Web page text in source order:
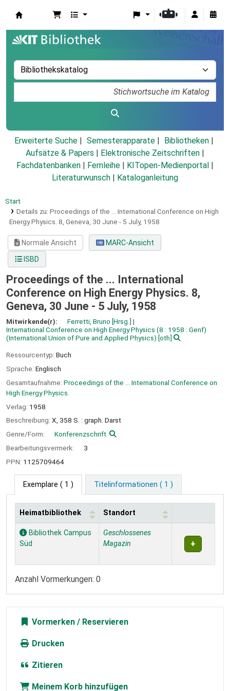
Erweiterte Suche Semesterapparate
Bibliotheken
Aufsätze & Papers
Elektronische Zeitschriften
Fachdatenbanken
Fernleihe KITopen-Medienportal
Literaturwunsch
Kataloganleitung
Start
Details zu: Proceedings of the ... International Conference on High
Energy Physics. 8, Geneva, 30 June - 5 July, 1958
Normale Ansicht
MARC-Ansicht
ISBD
Proceedings of the ... International
Conference on High Energy Physics. 8,
Geneva, 30 June - 5 July, 1958
Mitwirkende(r): Ferretti, Bruno [Hrsg.]
International Conference on High Energy Physics (8 : 1958 : Genf)
(International Union of Pure and Applied Physics) [oth]
Ressourcentyp: Buch
Sprache: Englisch
Gesamtaufnahme: Proceedings of the ... International Conference on
High Energy Physics.
Verlag: 1958
Beschreibung: X, 358 S. : graph. Darst
Genre/Form:
Konferenzschrift
Bearbeitungsvermerk:
3
PPN: 1125709464
Exemplare ( 1 ) Titelinformationen ( 1 )
Exemplare
Heimatbibliothek Standort
Bibliothek Campus
Süd
Geschlossenes
Magazin
Anzahl Vormerkungen: 0
Vormerken
Drucken
Zitieren
Meinem Korb hinzufügen